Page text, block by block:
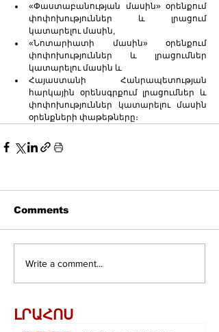
«Փաստաբանության մասին» օրենքում
փոփոխություններ և լրացում
կատարելու մասին,
«Նոտարիատի մասին» օրենքում
փոփոխություններ և լրացումներ
կատարելու մասին և
Հայաստանի Հանրապետության
հարկային օրենսգրքում լրացումներ և
փոփոխություններ կատարելու մասին
օրենքների փաթեթները։
Comments
Write a comment...
ԼՐԱՀՈՍ